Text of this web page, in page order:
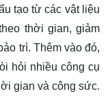
tạo từ các vật liệu
thời gian, giảm
trì. Thêm vào đó,
hỏi nhiều công cụ
gian và công sức.